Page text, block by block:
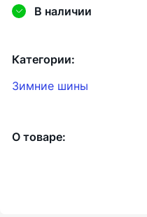
Категории:
Зимние шины
О товаре:
В наличии